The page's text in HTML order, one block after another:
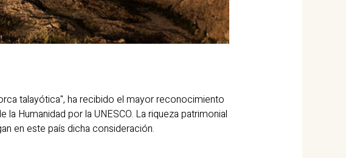
talayótica", ha recibido el mayor reconocimiento
Humanidad por la UNESCO. La riqueza patrimonial
en este país dicha consideración.